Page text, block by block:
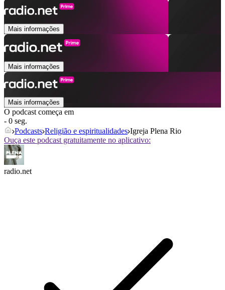
Mais informações
Mais informações
Mais informações
O podcast começa em
- 0 seg.
Podcasts Religião e espiritualidades Igreja Plena Rio
Ouça este podcast gratuitamente no aplicativo:
radio.net